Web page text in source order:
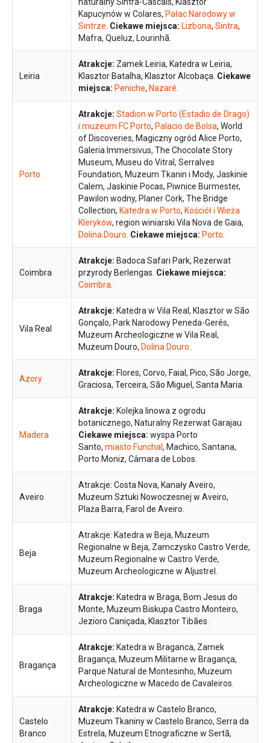
Kapucynów w Colares, Pałac Narodowy w
Sintrze Ciekawe miejsca: Lizbona, Sintra,
Mafra, Queluz, Lourinhã.
Leiria
Atrakcje: Zamek Leiria, Katedra w Leiria,
Klasztor Batalha, Klasztor Alcobaça. Ciekawe
miejsca: Peniche, Nazaré
Porto
Atrakcje: Stadion w Porto (Estadio de Drago)
i muzeum FC Porto, Palacio de Bolsa, World
of Discoveries, Magiczny ogród Alice Porto,
Galeria Immersivus, The Chocolate Story
Museum, Museu do Vitral, Serralves
Foundation, Muzeum Tkanin i Mody, Jaskinie
Calem, Jaskinie Pocas, Piwnice Burmester,
Pawilon wodny, Planer Cork, The Bridge
Collection, Katedra w Porto, Kościół i Wieża
Kleryków, region winiarski Vila Nova de Gaia,
Dolina Douro Ciekawe miejsca: Porto
Coimbra
Atrakcje: Badoca Safari Park, Rezerwat
przyrody Berlengas. Ciekawe miejsca:
Coimbra
Vila Real
Atrakcje: Katedra w Vila Real, Klasztor w São
Gonçalo, Park Narodowy Peneda-Gerês,
Muzeum Archeologiczne w Vila Real,
Muzeum Douro, Dolina Douro
Azory
Atrakcje: Flores, Corvo, Faial, Pico, São Jorge,
Graciosa, Terceira, São Miguel, Santa Maria.
Madera
Atrakcje: Kolejka linowa z ogrodu
botanicznego, Naturalny Rezerwat Garajau.
Ciekawe miejsca: wyspa Porto
Santo, miasto Funchal , Machico, Santana,
Porto Moniz, Câmara de Lobos.
Aveiro
Atrakcje: Costa Nova, Kanały Aveiro,
Muzeum Sztuki Nowoczesnej w Aveiro,
Plaża Barra, Farol de Aveiro.
Beja
Atrakcje: Katedra w Beja, Muzeum
Regionalne w Beja, Zamczysko Castro Verde,
Muzeum Regionalne w Castro Verde,
Muzeum Archeologiczne w Aljustrel.
Braga
Atrakcje: Katedra w Braga, Bom Jesus do
Monte, Muzeum Biskupa Castro Monteiro,
Jezioro Caniçada, Klasztor Tibães.
Bragança
Atrakcje: Katedra w Braganca, Zamek
Bragança, Muzeum Militarne w Bragança,
Parque Natural de Montesinho, Muzeum
Archeologiczne w Macedo de Cavaleiros.
Castelo
Branco
Atrakcje: Katedra w Castelo Branco,
Muzeum Tkaniny w Castelo Branco, Serra da
Estrela, Muzeum Etnograficzne w Sertã,